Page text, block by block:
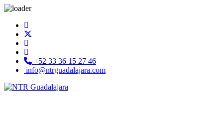
+52 33 36 15 27 46
info@ntrguadalajara.com